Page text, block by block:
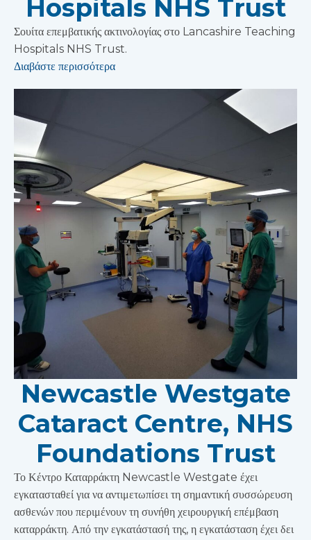
Hospitals NHS Trust
Σουίτα επεμβατικής ακτινολογίας στο Lancashire Teaching
Hospitals NHS Trust.
Διαβάστε περισσότερα
Newcastle Westgate
Cataract Centre, NHS
Foundations Trust
Το Κέντρο Καταρράκτη Newcastle Westgate έχει
εγκατασταθεί για να αντιμετωπίσει τη σημαντική συσσώρευση
ασθενών που περιμένουν τη συνήθη χειρουργική επέμβαση
καταρράκτη. Από την εγκατάστασή της, η εγκατάσταση έχει δει